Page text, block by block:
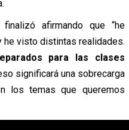
afirmando que “he
visto distintas realidades.
para las clases
significará una sobrecarga
los temas que queremos